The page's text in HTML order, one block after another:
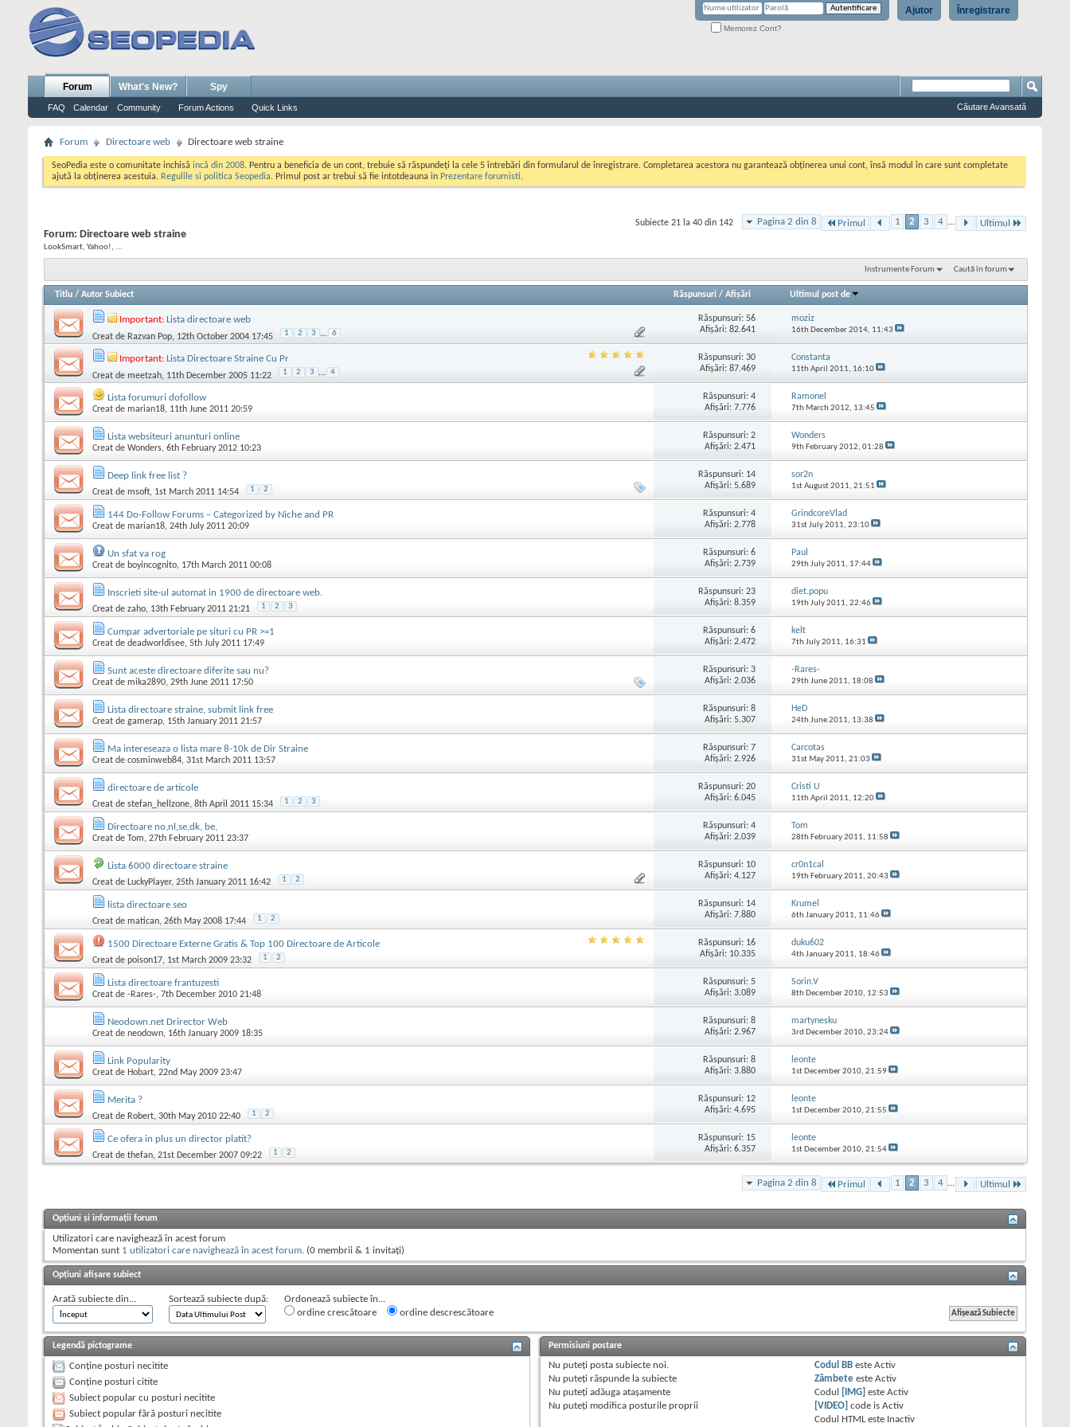
Înregistrare
Ajutor
Memorez Cont?
Forum
FAQ Calendar Community Forum Actions Quick Links
What's New? Spy
Căutare Avansată
Forum Directoare web Directoare web straine
SeoPedia este o comunitate inchisă incă din 2008. Pentru a beneficia de un cont, trebuie să răspundeți la cele 5 întrebări din formularul de înregistrare. Completarea acestora nu garantează obținerea unui cont, însă modul în care sunt completate
ajută la obținerea acestuia. Regulile si politica Seopedia. Primul post ar trebui să fie intotdeauna in Prezentare forumisti.
Pagina 2 din 8 Primul 1 2 3 4 ... Ultimul
Subiecte 21 la 40 din 142
Forum: Directoare web straine
LookSmart, Yahoo!, ...
Instrumente Forum Caută în forum
Titlu / Autor Subiect Răspunsuri/ Afişări Ultimul post de
Important: Lista directoare web
Creat de Razvan Pop, 12th October 2004 17:45 1 2 3 ... 6
Răspunsuri:56
Afişări: 82.641
moziz
16th December 2014, 11:43
Important: Lista Directoare Straine Cu Pr
Creat de meetzah, 11th December 2005 11:22 1 2 3 ... 4
Răspunsuri:30
Afişări: 87.469
Constanta
11th April 2011, 16:10
Lista forumuri dofollow
Creat de marian18, 11th June 2011 20:59
Răspunsuri:4
Afişări: 7.776
Ramonel
7th March 2012, 13:45
Lista websiteuri anunturi online
Creat de Wonders, 6th February 2012 10:23
Răspunsuri:2
Afişări: 2.471
Wonders
9th February 2012, 01:28
Deep link free list ?
Creat de msoft, 1st March 2011 14:54 1 2
Răspunsuri: 14
Afişări: 5.689
sor2n
1st August 2011, 21:51
144 Do-Follow Forums – Categorized by Niche and PR
Creat de marian18, 24th July 2011 20:09
Răspunsuri:4
Afişări: 2.778
GrindcoreVlad
31st July 2011, 23:10
Un sfat va rog
Creat de boyincognito, 17th March 2011 00:08
Răspunsuri:6
Afişări: 2.739
Paul
29th July 2011, 17:44
Inscrieti site-ul automat in 1900 de directoare web.
Creat de zaho, 13th February 2011 21:21 1 2 3
Răspunsuri:23
Afişări: 8.359
diet.popu
19th July 2011, 22:46
Cumpar advertoriale pe situri cu PR >=1
Creat de deadworldisee, 5th July 2011 17:49
Răspunsuri:6
Afişări: 2.472
kelt
7th July 2011, 16:31
Sunt aceste directoare diferite sau nu?
Creat de mika2890, 29th June 2011 17:50
Răspunsuri:3
Afişări: 2.036
-Rares-
29th June 2011, 18:08
Lista directoare straine, submit link free
Creat de gamerap, 15th January 2011 21:57
Răspunsuri:8
Afişări: 5.307
HeD
24th June 2011, 13:38
Ma intereseaza o lista mare 8-10k de Dir Straine
Creat de cosminweb84, 31st March 2011 13:57
Răspunsuri:7
Afişări: 2.926
Carcotas
31st May 2011, 21:03
directoare de articole
Creat de stefan_hellzone, 8th April 2011 15:34 1 2 3
Răspunsuri:20
Afişări: 6.045
Cristi U
11th April 2011, 12:20
Directoare no,nl,se,dk, be,
Creat de Tom, 27th February 2011 23:37
Răspunsuri:4
Afişări: 2.039
Tom
28th February 2011, 11:58
Lista 6000 directoare straine
Creat de LuckyPlayer, 25th January 2011 16:42 1 2
Răspunsuri: 10
Afişări: 4.127
cr0n1cal
19th February 2011, 20:43
lista directoare seo
Creat de matican, 26th May 2008 17:44 1 2
Răspunsuri: 14
Afişări: 7.880
Krumel
6th January 2011, 11:46
1500 Directoare Externe Gratis & Top 100 Directoare de Articole
Creat de poison17, 1st March 2009 23:32 1 2
Răspunsuri: 16
Afişări: 10.335
duku602
4th January 2011, 18:46
Lista directoare frantuzesti
Creat de -Rares-, 7th December 2010 21:48
Răspunsuri:5
Afişări: 3.089
Sorin.V
8th December 2010, 12:53
Neodown.net Drirector Web
Creat de neodown, 16th January 2009 18:35
Răspunsuri:8
Afişări: 2.967
martynesku
3rd December 2010, 23:24
Link Popularity
Creat de Hobart, 22nd May 2009 23:47
Răspunsuri:8
Afişări: 3.880
leonte
1st December 2010, 21:59
Merita ?
Creat de Robert, 30th May 2010 22:40 1 2
Răspunsuri: 12
Afişări: 4.695
leonte
1st December 2010, 21:55
Ce ofera in plus un director platit?
Creat de thefan, 21st December 2007 09:22 1 2
Răspunsuri: 15
Afişări: 6.357
leonte
1st December 2010, 21:54
Pagina 2 din 8 Primul 1 2 3 4 ... Ultimul
Opțiuni și informații forum
Utilizatori care navighează în acest forum
Momentan sunt 1 utilizatori care navighează în acest forum. (0 membrii & 1 invitaţi)
Opțiuni afișare subiect
Arată subiecte din... Sortează subiecte după:
Ordonează subiecte în...
ordine crescătoare
ordine descrescătoare
Legendă pictograme
Conține posturi necitite
Conține posturi citite
Subiect popular cu posturi necitite
Subiect popular fără posturi necitite
Permisiuni postare
Nu puteţi posta subiecte noi.
Nu puteţi răspunde la subiecte
Nu puteţi adăuga ataşamente
Nu puteţi modifica posturile proprii
Codul BB esteActiv
Zâmbete esteActiv
Codul
[IMG] esteActiv
[VIDEO] code isActiv
Codul HTML este Inactiv